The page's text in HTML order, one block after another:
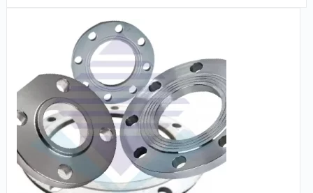
XEM NHANH
XEM CHI TIẾT